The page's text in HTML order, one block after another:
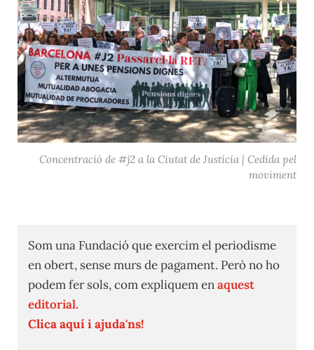
Concentració de #j2 a la Ciutat de Justícia | Cedida pel
moviment
Som una Fundació que exercim el periodisme
en obert, sense murs de pagament. Però no ho
podem fer sols, com expliquem enaquest
editorial.
Clica aquí i ajuda'ns!